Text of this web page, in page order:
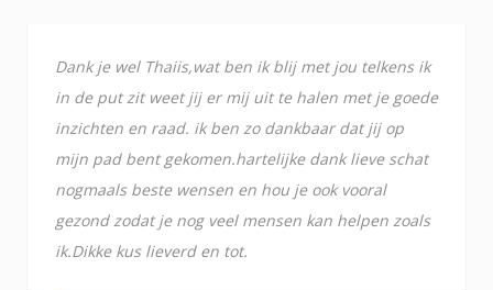
Dank je wel Thaiis,wat ben ik blij met jou telkens ik
in de put zit weet jij er mij uit te halen met je goede
inzichten en raad. ik ben zo dankbaar dat jij op
mijn pad bent gekomen.hartelijke dank lieve schat
nogmaals beste wensen en hou je ook vooral
gezond zodat je nog veel mensen kan helpen zoals
ik.Dikke kus lieverd en tot.